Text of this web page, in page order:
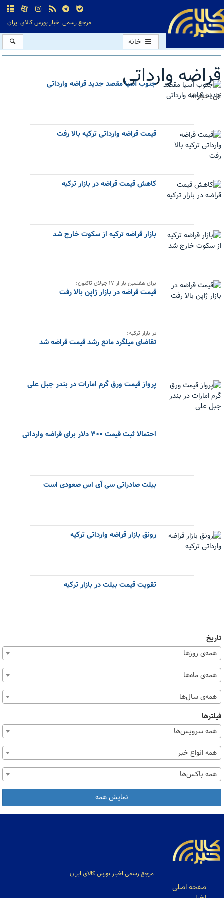
مرجع رسمی اخبار بورس کالای ایران
خانه
قراضه وارداتی
کل اخبار:11
جنوب آسیا مقصد جدید قراضه وارداتی
قیمت قراضه وارداتی ترکیه بالا رفت
کاهش قیمت قراضه در بازار ترکیه
بازار قراضه ترکیه از سکوت خارج شد
برای هفتمین بار از ۱۷ جولای تاکنون؛
قیمت قراضه در بازار ژاپن بالا رفت
در بازار ترکیه؛
تقاضای میلگرد مانع رشد قیمت قراضه شد
پرواز قیمت ورق گرم امارات در بندر جبل علی
احتمالا ثبت قیمت ۳۰۰ دلار برای قراضه وارداتی
بیلت صادراتی سی آی اس صعودی است
رونق بازار قراضه وارداتی ترکیه
تقویت قیمت بیلت در بازار ترکیه
تاریخ
همه‌ی روزها
همه‌ی ماه‌ها
همه‌ی سال‌ها
فیلترها
همه سرویس‌ها
همه انواع خبر
همه باکس‌ها
نمایش همه
مرجع رسمی اخبار بورس کالای ایران
صفحه اصلی